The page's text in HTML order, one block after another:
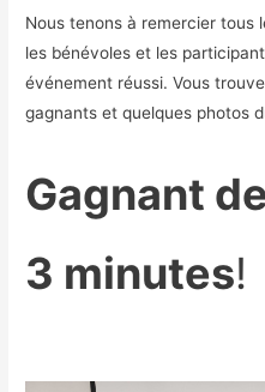
Nous tenons à remercier tous
les bénévoles et les
événement réussi. Vous
gagnants et quelques photos
Gagnant
3 minutes!